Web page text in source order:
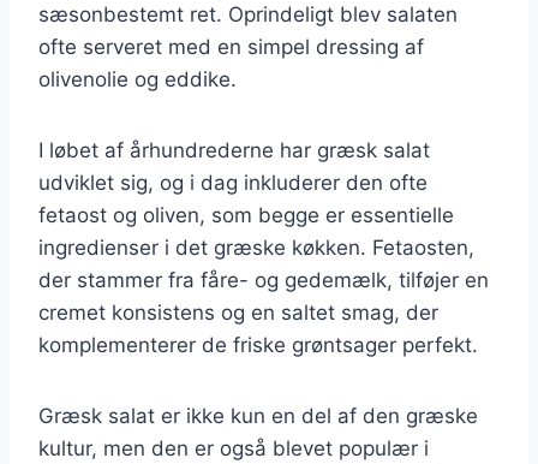
sæsonbestemt ret. Oprindeligt blev salaten
ofte serveret med en simpel dressing af
olivenolie og eddike.
I løbet af århundrederne har græsk salat
udviklet sig, og i dag inkluderer den ofte
fetaost og oliven, som begge er essentielle
ingredienser i det græske køkken. Fetaosten,
der stammer fra fåre- og gedemælk, tilføjer en
cremet konsistens og en saltet smag, der
komplementerer de friske grøntsager perfekt.
Græsk salat er ikke kun en del af den græske
kultur, men den er også blevet populær i